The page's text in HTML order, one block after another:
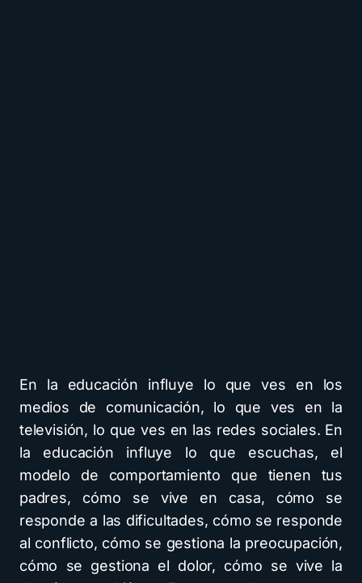
En la educación influye lo que ves en los
medios de comunicación, lo que ves en la
televisión, lo que ves en las redes sociales. En
la educación influye lo que escuchas, el
modelo de comportamiento que tienen tus
padres, cómo se vive en casa, cómo se
responde a las dificultades, cómo se responde
al conflicto, cómo se gestiona la preocupación,
cómo se gestiona el dolor, cómo se vive la